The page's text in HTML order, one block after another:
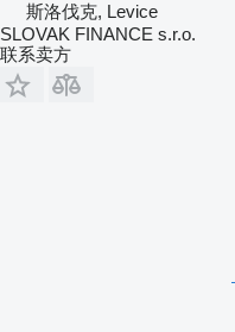
斯洛伐克, Levice
SLOVAK FINANCE s.r.o.
联系卖方